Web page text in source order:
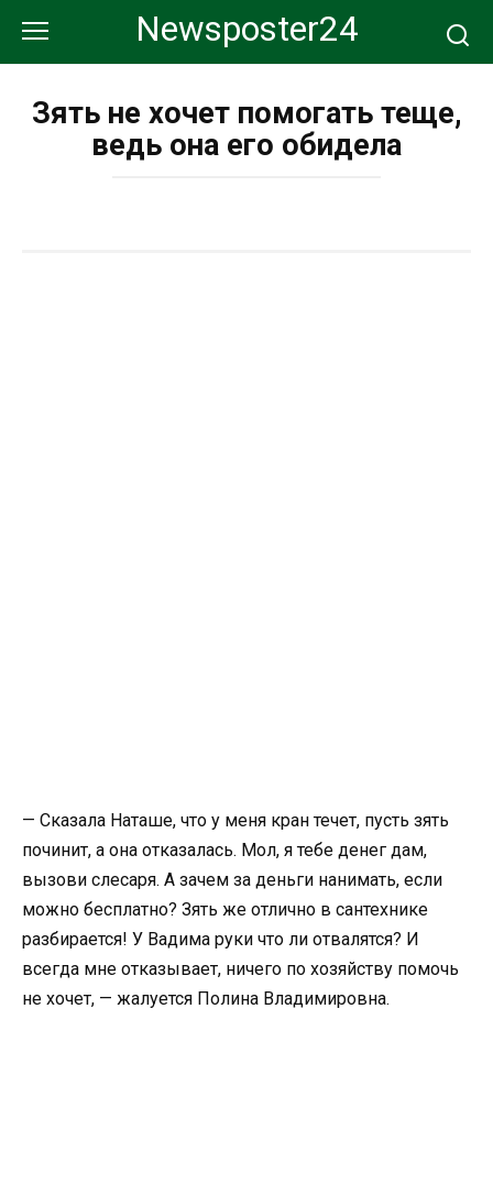
контенту
Newsposter24
Зять не хочет помогать теще,
ведь она его обидела
— Сказала Наташе, что у меня кран течет, пусть зять
починит, а она отказалась. Мол, я тебе денег дам,
вызови слесаря. А зачем за деньги нанимать, если
можно бесплатно? Зять же отлично в сантехнике
разбирается! У Вадима руки что ли отвалятся? И
всегда мне отказывает, ничего по хозяйству помочь
не хочет, — жалуется Полина Владимировна.